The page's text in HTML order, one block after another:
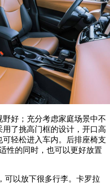
好；充分考虑家庭场景中不
了挑高门框的设计，开口高
可轻松进入车内。后排座椅支
性的同时，也可以更好放置
可以放下很多行李。卡罗拉